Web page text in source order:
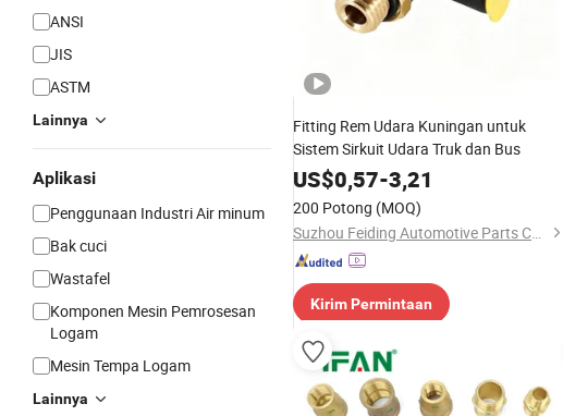
ANSI
JIS
ASTM
Lainnya
Aplikasi
Penggunaan Industri Air minum
Bak cuci
Wastafel
Komponen Mesin Pemrosesan
Logam
Mesin Tempa Logam
Lainnya
Fitting Rem Udara Kuningan untuk
Sistem Sirkuit Udara Truk dan Bus
US$0,57-3,21
200 Potong (MOQ)
Suzhou Feiding Automotive Parts Co., Ltd.
Kirim Permintaan